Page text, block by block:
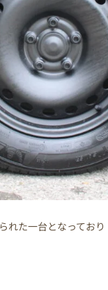
れた一台となっており